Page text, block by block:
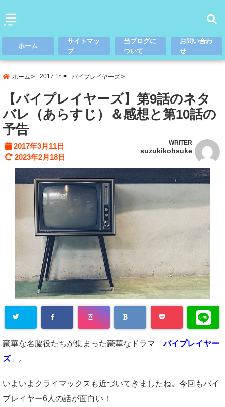
menu
ホーム
サイトマッ
プ
当ブログに
ついて
お問い合わ
せ
ホーム 2017.1~ バイプレイヤーズ
【バイプレイヤーズ】第9話のネタ
バレ（あらすじ）＆感想と第10話の
予告
2017年3月11日
2023年2月18日
WRITER
suzukikohsuke
豪華な名脇役たちが集まった豪華なドラマ「バイプレイヤー
ズ」。
いよいよクライマックスも近づいてきましたね。今回もバイ
プレイヤー6人の話が面白い！